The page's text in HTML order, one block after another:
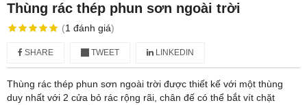
Thùng rác thép phun sơn ngoài trời
(1 đánh giá)
SHARE TWEET LINKEDIN
Thùng rác thép phun sơn ngoài trời được thiết kế với một thùng
duy nhất với 2 cửa bỏ rác rộng rãi, chân đế có thể bắt vít chặt